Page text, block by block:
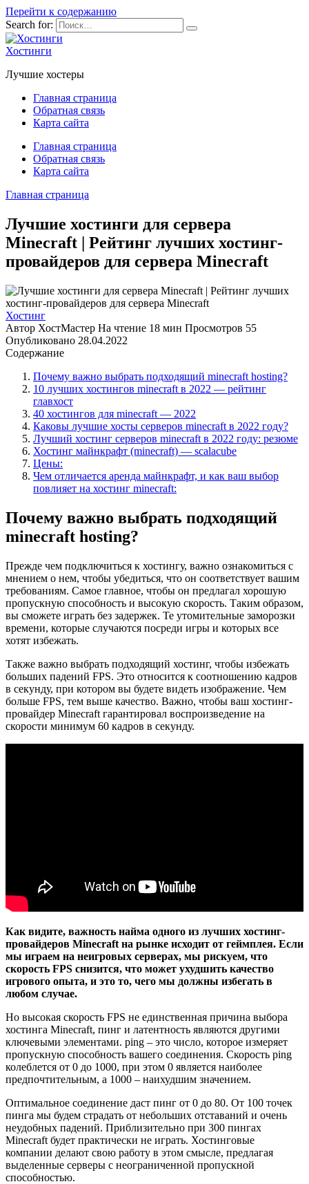
Перейти к содержанию
Search for:
Хостинги
Лучшие хостеры
Главная страница
Обратная связь
Карта сайта
Главная страница
Обратная связь
Карта сайта
Главная страница
Лучшие хостинги для сервера
Minecraft | Рейтинг лучших хостинг-
провайдеров для сервера Minecraft
Хостинг
Автор ХостМастер На чтение 18 мин Просмотров 55
Опубликовано 28.04.2022
Содержание
Почему важно выбрать подходящий minecraft hosting?
10 лучших хостингов minecraft в 2022 — рейтинг
главхост
40 хостингов для minecraft — 2022
Каковы лучшие хосты серверов minecraft в 2022 году?
Лучший хостинг серверов minecraft в 2022 году: резюме
Хостинг майнкрафт (minecraft) — scalacube
Цены:
Чем отличается аренда майнкрафт, и как ваш выбор
повлияет на хостинг minecraft:
Почему важно выбрать подходящий
minecraft hosting?
Прежде чем подключиться к хостингу, важно ознакомиться с
мнением о нем, чтобы убедиться, что он соответствует вашим
требованиям. Самое главное, чтобы он предлагал хорошую
пропускную способность и высокую скорость. Таким образом,
вы сможете играть без задержек. Те утомительные заморозки
времени, которые случаются посреди игры и которых все
хотят избежать.
Также важно выбрать подходящий хостинг, чтобы избежать
больших падений FPS. Это относится к соотношению кадров
в секунду, при котором вы будете видеть изображение. Чем
больше FPS, тем выше качество. Важно, чтобы ваш хостинг-
провайдер Minecraft гарантировал воспроизведение на
скорости минимум 60 кадров в секунду.
Как видите, важность найма одного из лучших хостинг-
провайдеров Minecraft на рынке исходит от геймплея. Если
мы играем на неигровых серверах, мы рискуем, что
скорость FPS снизится, что может ухудшить качество
игрового опыта, и это то, чего мы должны избегать в
любом случае.
Но высокая скорость FPS не единственная причина выбора
хостинга Minecraft, пинг и латентность являются другими
ключевыми элементами. ping – это число, которое измеряет
пропускную способность вашего соединения. Скорость ping
колеблется от 0 до 1000, при этом 0 является наиболее
предпочтительным, а 1000 – наихудшим значением.
Оптимальное соединение даст пинг от 0 до 80. От 100 точек
пинга мы будем страдать от небольших отставаний и очень
неудобных падений. Приблизительно при 300 пингах
Minecraft будет практически не играть. Хостинговые
компании делают свою работу в этом смысле, предлагая
выделенные серверы с неограниченной пропускной
способностью.